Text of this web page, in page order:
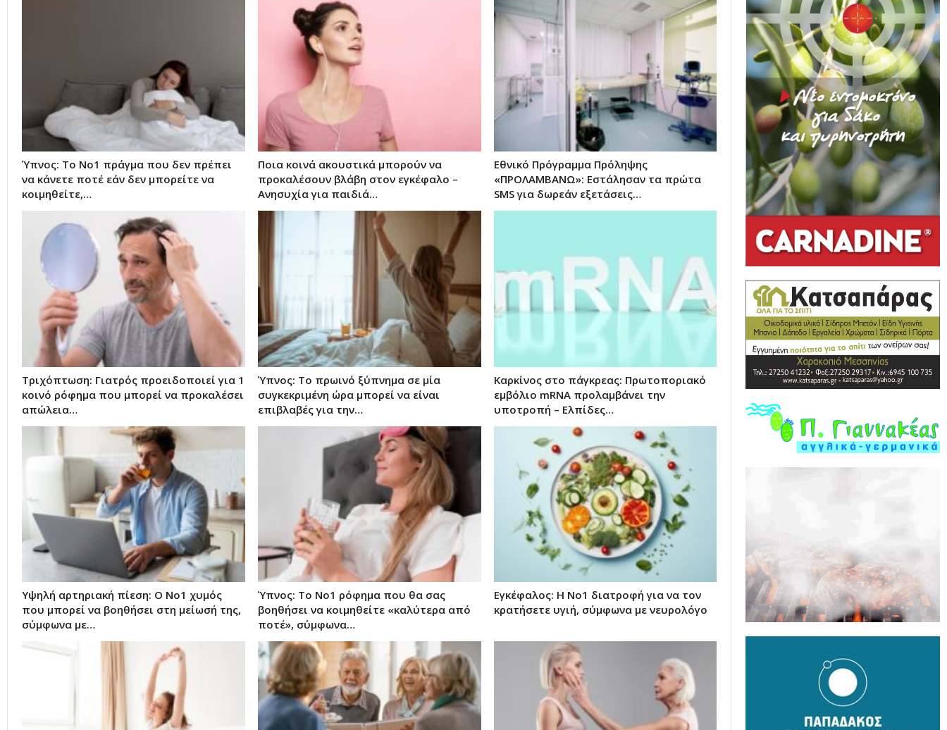
Ύπνος: Το Νο1 πράγμα που δεν πρέπει
να κάνετε ποτέ εάν δεν μπορείτε να
κοιμηθείτε,…
Ποια κοινά ακουστικά μπορούν να
προκαλέσουν βλάβη στον εγκέφαλο –
Ανησυχία για παιδιά…
Εθνικό Πρόγραμμα Πρόληψης
«ΠΡΟΛΑΜΒΑΝΩ»: Εστάλησαν τα πρώτα
SMS για δωρεάν εξετάσεις…
Τριχόπτωση: Γιατρός προειδοποιεί για 1
κοινό ρόφημα που μπορεί να προκαλέσει
απώλεια…
Ύπνος: Το πρωινό ξύπνημα σε μία
συγκεκριμένη ώρα μπορεί να είναι
επιβλαβές για την…
Καρκίνος στο πάγκρεας: Πρωτοποριακό
εμβόλιο mRNA προλαμβάνει την
υποτροπή – Ελπίδες…
Υψηλή αρτηριακή πίεση: Ο Νο1 χυμός
που μπορεί να βοηθήσει στη μείωσή της,
σύμφωνα με…
Ύπνος: Το Νο1 ρόφημα που θα σας
βοηθήσει να κοιμηθείτε «καλύτερα από
ποτέ», σύμφωνα…
Εγκέφαλος: Η Νο1 διατροφή για να τον
κρατήσετε υγιή, σύμφωνα με νευρολόγο